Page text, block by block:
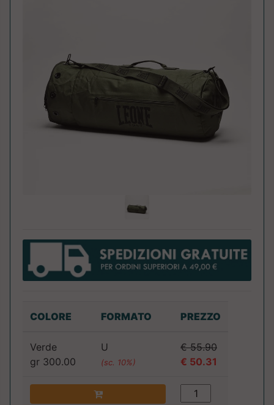
COLORE FORMATO PREZZO
Verde
gr 300.00
U
(sc. 10%)
€ 55.90
€ 50.31